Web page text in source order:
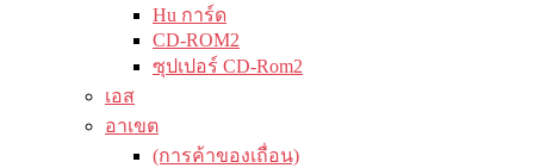
Hu การ์ด
CD-ROM2
ซุปเปอร์ CD-Rom2
เอส
อาเขต
(การค้าของเถื่อน)